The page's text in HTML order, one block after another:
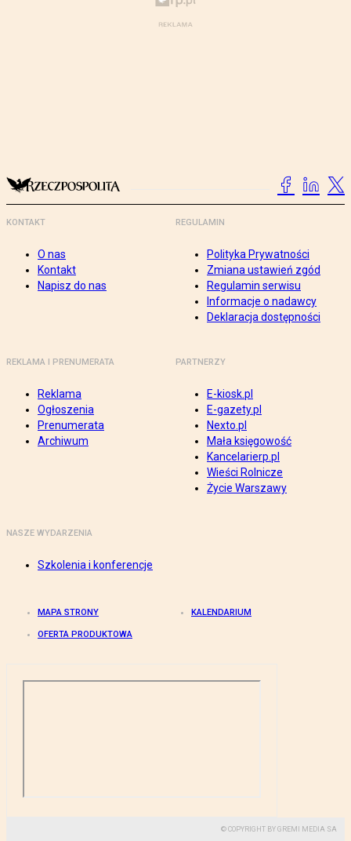
KONTAKT
O nas
Kontakt
Napisz do nas
REGULAMIN
Polityka Prywatności
Zmiana ustawień zgód
Regulamin serwisu
Informacje o nadawcy
Deklaracja dostępności
REKLAMA I PRENUMERATA
Reklama
Ogłoszenia
Prenumerata
Archiwum
PARTNERZY
E-kiosk.pl
E-gazety.pl
Nexto.pl
Mała księgowość
Kancelarierp.pl
Wieści Rolnicze
Życie Warszawy
NASZE WYDARZENIA
Szkolenia i konferencje
MAPA STRONY KALENDARIUM
OFERTA PRODUKTOWA
© COPYRIGHT BY GREMI MEDIA SA